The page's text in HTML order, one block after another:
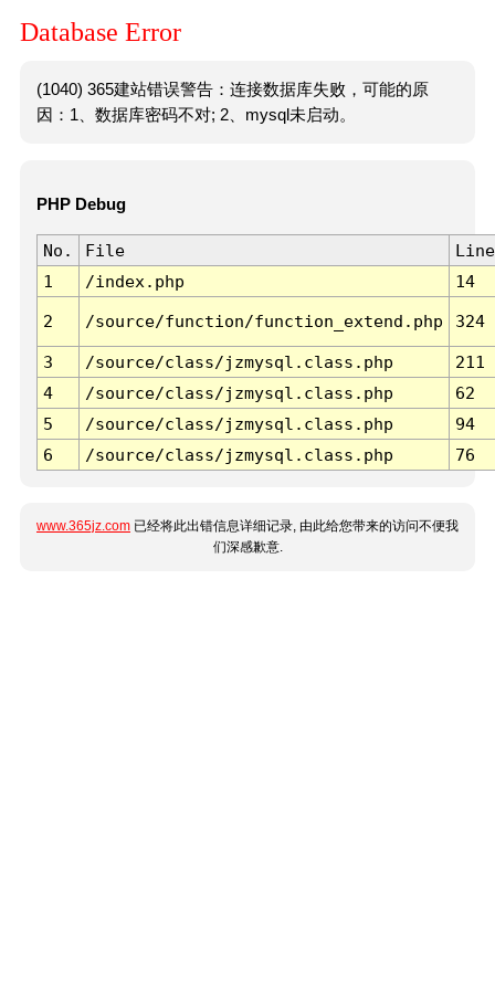
Database Error
(1040) 365建站错误警告：连接数据库失败，可能的原
因：1、数据库密码不对; 2、mysql未启动。
PHP Debug
No. File
Line
1
/index.php 14
2 /source/function/function_extend.php 324
3 /source/class/jzmysql.class.php
211
4
/source/class/jzmysql.class.php
62
5
/source/class/jzmysql.class.php
94
6
/source/class/jzmysql.class.php 76
www.365jz.com 已经将此出错信息详细记录, 由此给您带来的访问不便我
们深感歉意.